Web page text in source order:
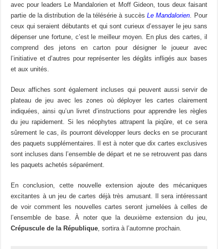
avec pour leaders Le Mandalorien et Moff Gideon, tous deux faisant
partie de la distribution de la télésérie à succèsLe Mandalorien . Pour
ceux qui seraient débutants et qui sont curieux d’essayer le jeu sans
dépenser une fortune, c’est le meilleur moyen. En plus des cartes, il
comprend des jetons en carton pour désigner le joueur avec
l’initiative et d’autres pour représenter les dégâts infligés aux bases
et aux unités.
Deux affiches sont également incluses qui peuvent aussi servir de
plateau de jeu avec les zones où déployer les cartes clairement
indiquées, ainsi qu’un livret d’instructions pour apprendre les règles
du jeu rapidement. Si les néophytes attrapent la piqûre, et ce sera
sûrement le cas, ils pourront développer leurs decks en se procurant
des paquets supplémentaires. Il est à noter que dix cartes exclusives
sont incluses dans l’ensemble de départ et ne se retrouvent pas dans
les paquets achetés séparément.
En conclusion, cette nouvelle extension ajoute des mécaniques
excitantes à un jeu de cartes déjà très amusant. Il sera intéressant
de voir comment les nouvelles cartes seront jumelées à celles de
l’ensemble de base. À noter que la deuxième extension du jeu,
Crépuscule de la République , sortira à l’automne prochain.